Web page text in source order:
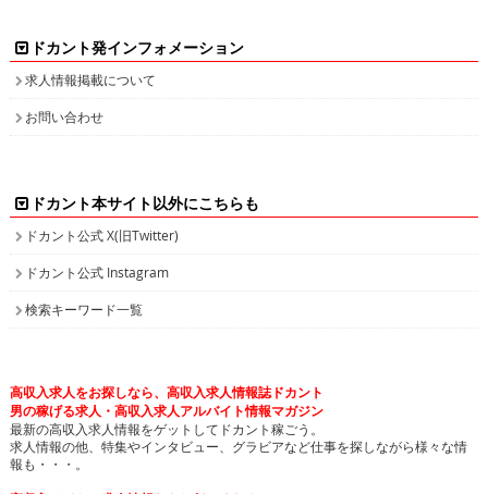
お問い合わせ
ドカント公式 Instagram
求人情報の他、特集やインタビュー、グラビアなど仕事を探しながら様々な情
報も・・・。
高収入バイトの求人情報ならお任せください！
ドカントでは、エリア別・業種別に高収入バイト情報を幅広く掲載しております。